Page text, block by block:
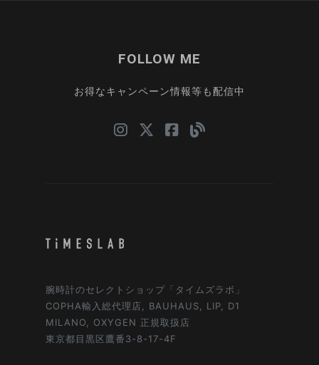
FOLLOW ME
お得なキャンペーン情報等も配信中
腕時計のセレクトショップ「タイムズラボ」
COPHA輸入総代理店, BAUHAUS, LIP, D1
MILANO, OXYGEN 正規取扱店
東京都目黒区鷹番3-8-17-4F